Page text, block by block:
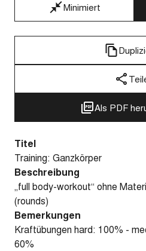
Minimiert
Als PDF
Titel
Training: Ganzkörper
Beschreibung
„full body-workout“ ohne
(rounds)
Bemerkungen
Kraftübungen hard: 100% -
60%